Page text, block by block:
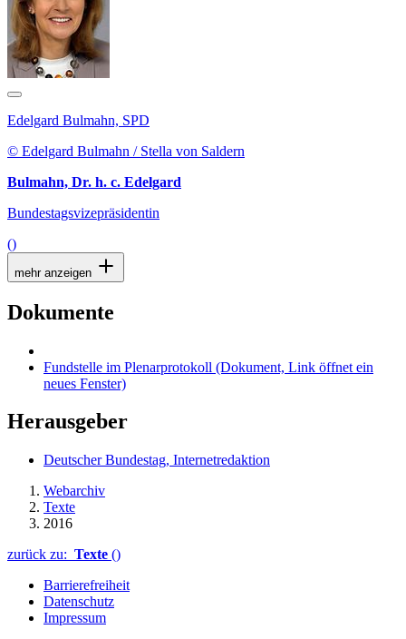
Edelgard Bulmahn, SPD
© Edelgard Bulmahn / Stella von Saldern
Bulmahn, Dr. h. c. Edelgard
Bundestagsvizepräsidentin
()
mehr anzeigen
Dokumente
Fundstelle im Plenarprotokoll (Dokument, Link öffnet ein
neues Fenster)
Herausgeber
Deutscher Bundestag, Internetredaktion
Webarchiv
Texte
2016
zurück zu: Texte ()
Barrierefreiheit
Datenschutz
Impressum